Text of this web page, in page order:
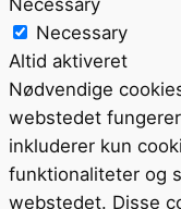
Necessary
Altid aktiveret
Nødvendige
webstedet
inkluderer kun
funktionaliteter og
webstedet. Disse